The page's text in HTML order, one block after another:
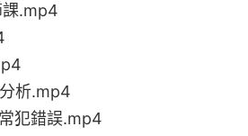
課.mp4
析.mp4
犯錯誤.mp4